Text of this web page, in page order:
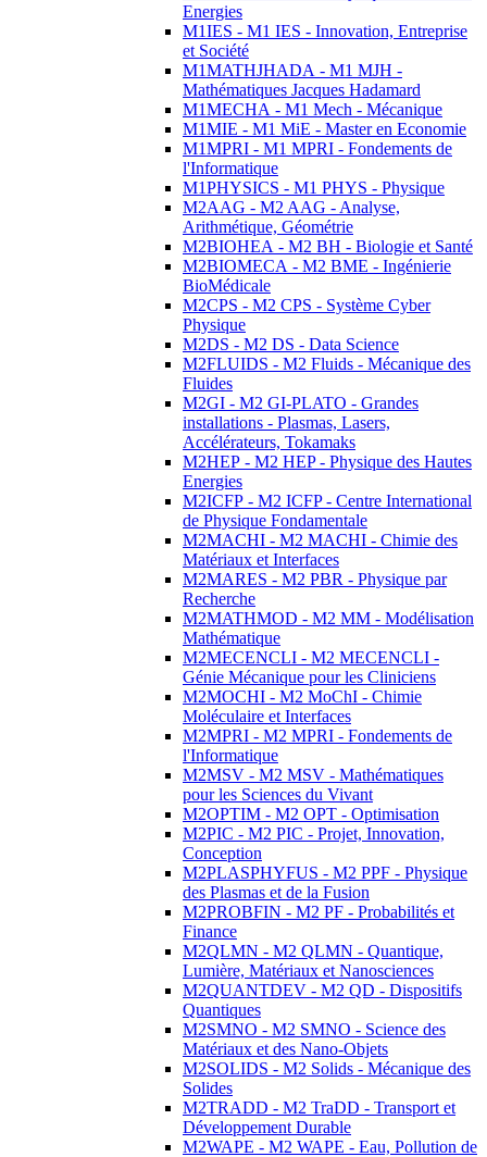
Energies
M1IES - M1 IES - Innovation, Entreprise
et Société
M1MATHJHADA - M1 MJH -
Mathématiques Jacques Hadamard
M1MECHA - M1 Mech - Mécanique
M1MIE - M1 MiE - Master en Economie
M1MPRI - M1 MPRI - Fondements de
l'Informatique
M1PHYSICS - M1 PHYS - Physique
M2AAG - M2 AAG - Analyse,
Arithmétique, Géométrie
M2BIOHEA - M2 BH - Biologie et Santé
M2BIOMECA - M2 BME - Ingénierie
BioMédicale
M2CPS - M2 CPS - Système Cyber
Physique
M2DS - M2 DS - Data Science
M2FLUIDS - M2 Fluids - Mécanique des
Fluides
M2GI - M2 GI-PLATO - Grandes
installations - Plasmas, Lasers,
Accélérateurs, Tokamaks
M2HEP - M2 HEP - Physique des Hautes
Energies
M2ICFP - M2 ICFP - Centre International
de Physique Fondamentale
M2MACHI - M2 MACHI - Chimie des
Matériaux et Interfaces
M2MARES - M2 PBR - Physique par
Recherche
M2MATHMOD - M2 MM - Modélisation
Mathématique
M2MECENCLI - M2 MECENCLI -
Génie Mécanique pour les Cliniciens
M2MOCHI - M2 MoChI - Chimie
Moléculaire et Interfaces
M2MPRI - M2 MPRI - Fondements de
l'Informatique
M2MSV - M2 MSV - Mathématiques
pour les Sciences du Vivant
M2OPTIM - M2 OPT - Optimisation
M2PIC - M2 PIC - Projet, Innovation,
Conception
M2PLASPHYFUS - M2 PPF - Physique
des Plasmas et de la Fusion
M2PROBFIN - M2 PF - Probabilités et
Finance
M2QLMN - M2 QLMN - Quantique,
Lumière, Matériaux et Nanosciences
M2QUANTDEV - M2 QD - Dispositifs
Quantiques
M2SMNO - M2 SMNO - Science des
Matériaux et des Nano-Objets
M2SOLIDS - M2 Solids - Mécanique des
Solides
M2TRADD - M2 TraDD - Transport et
Développement Durable
M2WAPE - M2 WAPE - Eau, Pollution de